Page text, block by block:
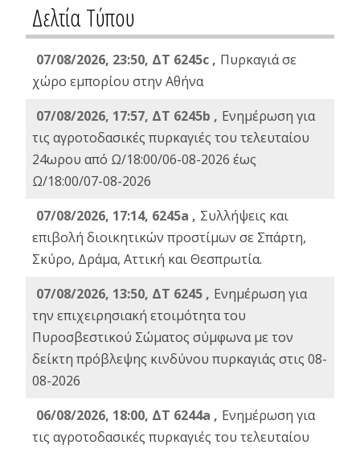
Δελτία Τύπου
07/08/2026, 23:50, ΔΤ 6245c , Πυρκαγιά σε
χώρο εμπορίου στην Αθήνα
07/08/2026, 17:57, ΔΤ 6245b , Ενημέρωση για
τις αγροτοδασικές πυρκαγιές του τελευταίου
24ωρου από Ω/18:00/06-08-2026 έως
Ω/18:00/07-08-2026
07/08/2026, 17:14, 6245a , Συλλήψεις και
επιβολή διοικητικών προστίμων σε Σπάρτη,
Σκύρο, Δράμα, Αττική και Θεσπρωτία.
07/08/2026, 13:50, ΔΤ 6245 , Ενημέρωση για
την επιχειρησιακή ετοιμότητα του
Πυροσβεστικού Σώματος σύμφωνα με τον
δείκτη πρόβλεψης κινδύνου πυρκαγιάς στις 08-
08-2026
06/08/2026, 18:00, ΔΤ 6244a , Ενημέρωση για
τις αγροτοδασικές πυρκαγιές του τελευταίου